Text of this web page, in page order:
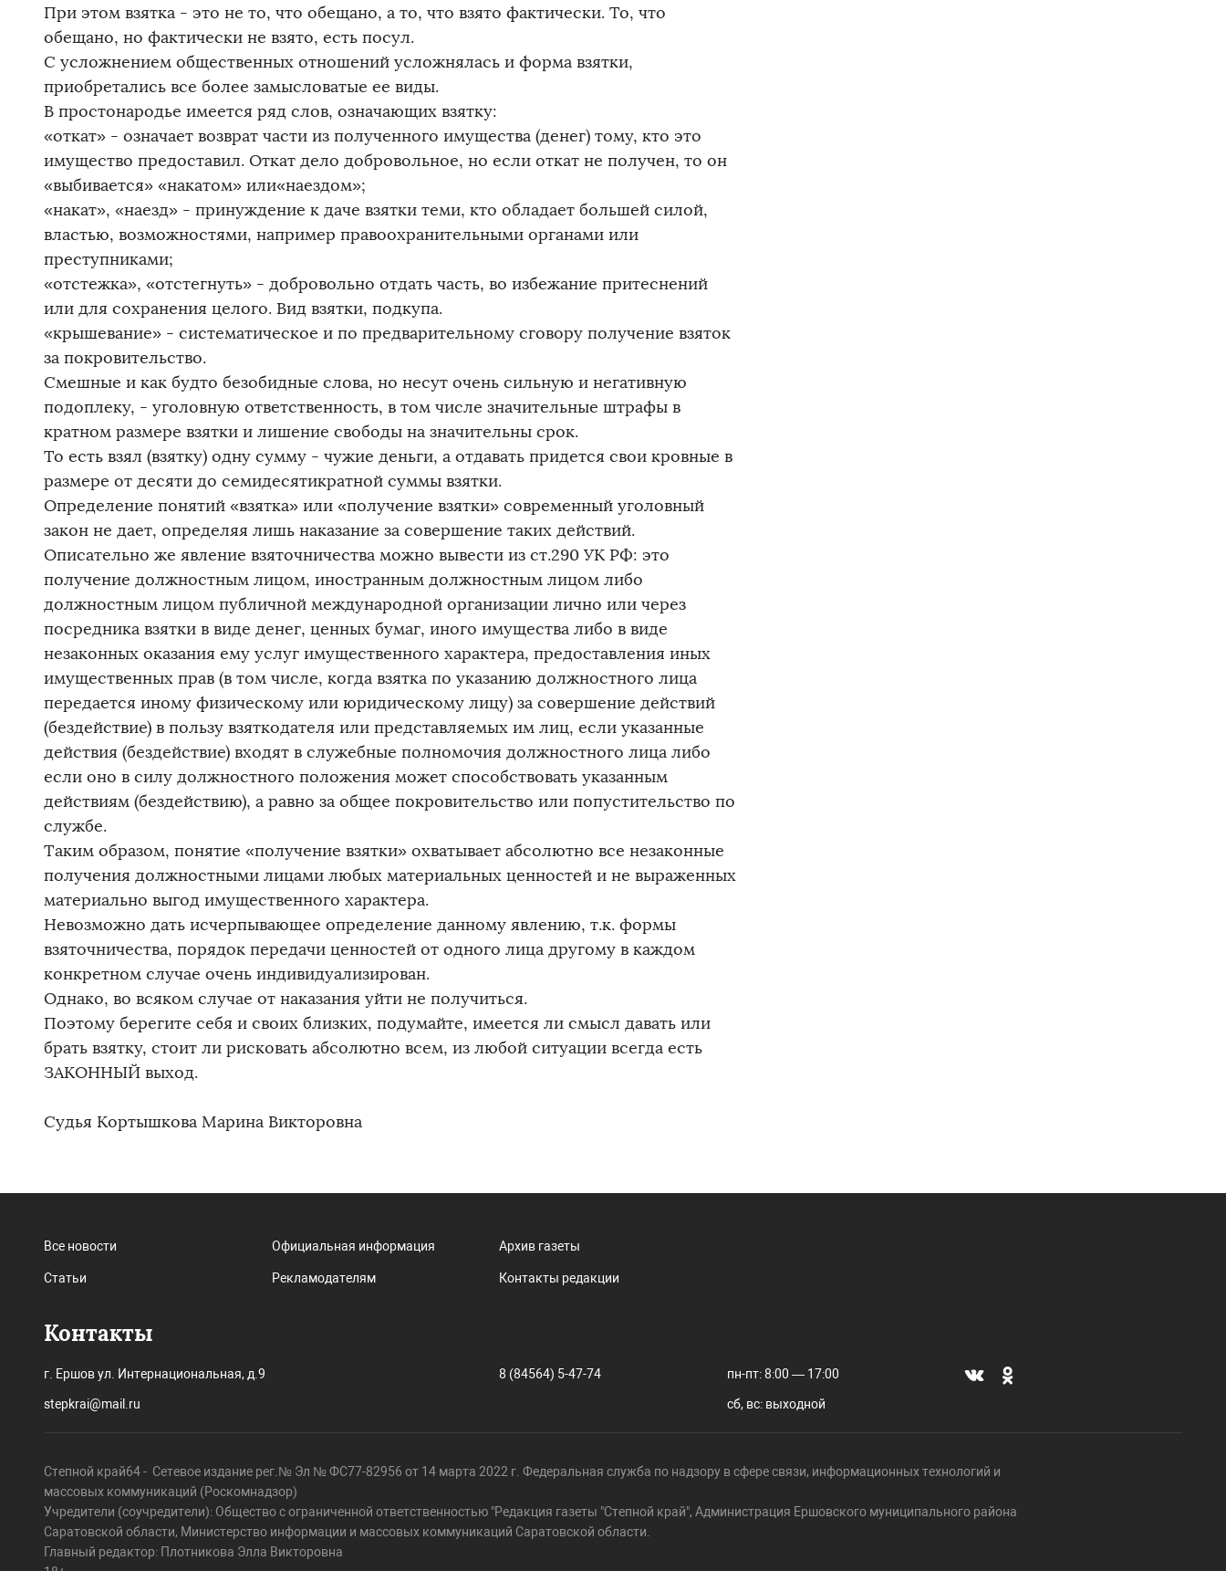
При этом взятка - это не то, что обещано, а то, что взято фактически. То, что
обещано, но фактически не взято, есть посул.
С усложнением общественных отношений усложнялась и форма взятки,
приобретались все более замысловатые ее виды.
В простонародье имеется ряд слов, означающих взятку:
«откат» - означает возврат части из полученного имущества (денег) тому, кто это
имущество предоставил. Откат дело добровольное, но если откат не получен, то он
«выбивается» «накатом» или«наездом»;
«накат», «наезд» - принуждение к даче взятки теми, кто обладает большей силой,
властью, возможностями, например правоохранительными органами или
преступниками;
«отстежка», «отстегнуть» - добровольно отдать часть, во избежание притеснений
или для сохранения целого. Вид взятки, подкупа.
«крышевание» - систематическое и по предварительному сговору получение взяток
за покровительство.
Смешные и как будто безобидные слова, но несут очень сильную и негативную
подоплеку, - уголовную ответственность, в том числе значительные штрафы в
кратном размере взятки и лишение свободы на значительны срок.
То есть взял (взятку) одну сумму - чужие деньги, а отдавать придется свои кровные в
размере от десяти до семидесятикратной суммы взятки.
Определение понятий «взятка» или «получение взятки» современный уголовный
закон не дает, определяя лишь наказание за совершение таких действий.
Описательно же явление взяточничества можно вывести из ст.290 УК РФ: это
получение должностным лицом, иностранным должностным лицом либо
должностным лицом публичной международной организации лично или через
посредника взятки в виде денег, ценных бумаг, иного имущества либо в виде
незаконных оказания ему услуг имущественного характера, предоставления иных
имущественных прав (в том числе, когда взятка по указанию должностного лица
передается иному физическому или юридическому лицу) за совершение действий
(бездействие) в пользу взяткодателя или представляемых им лиц, если указанные
действия (бездействие) входят в служебные полномочия должностного лица либо
если оно в силу должностного положения может способствовать указанным
действиям (бездействию), а равно за общее покровительство или попустительство по
службе.
Таким образом, понятие «получение взятки» охватывает абсолютно все незаконные
получения должностными лицами любых материальных ценностей и не выраженных
материально выгод имущественного характера.
Невозможно дать исчерпывающее определение данному явлению, т.к. формы
взяточничества, порядок передачи ценностей от одного лица другому в каждом
конкретном случае очень индивидуализирован.
Однако, во всяком случае от наказания уйти не получиться.
Поэтому берегите себя и своих близких, подумайте, имеется ли смысл давать или
брать взятку, стоит ли рисковать абсолютно всем, из любой ситуации всегда есть
ЗАКОННЫЙ выход.
Судья Кортышкова Марина Викторовна
Все новости
Статьи
Официальная информация
Рекламодателям
Архив газеты
Контакты редакции
Контакты
г. Ершов ул. Интернациональная, д.9
stepkrai@mail.ru
8 (84564) 5-47-74 пн-пт: 8:00 — 17:00
сб, вс: выходной
Степной край64 - Сетевое издание рег.№ Эл № ФС77-82956 от 14 марта 2022 г. Федеральная служба по надзору в сфере связи, информационных технологий и
массовых коммуникаций (Роскомнадзор)
Учредители (соучредители): Общество с ограниченной ответственностью "Редакция газеты "Степной край", Администрация Ершовского муниципального района
Саратовской области, Министерство информации и массовых коммуникаций Саратовской области.
Главный редактор: Плотникова Элла Викторовна